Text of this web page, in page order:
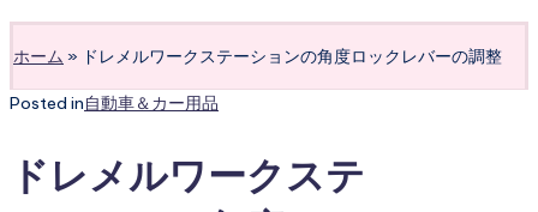
ホーム » ドレメルワークステーションの角度ロックレバーの調整
Posted in自動車＆カー用品
ドレメルワークステ